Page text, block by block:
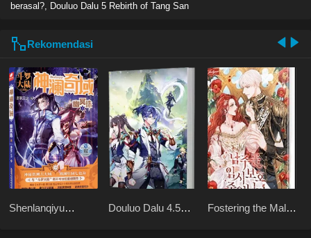
berasal?, Douluo Dalu 5 Rebirth of Tang San
Rekomendasi
Shenlanqiyu
Douluo Dalu 4.5
Fostering the Male